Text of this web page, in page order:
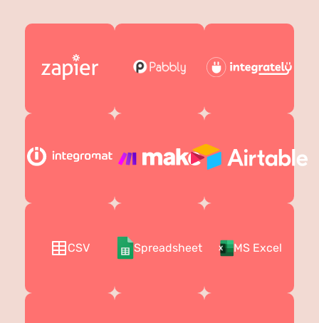
CSV Spreadsheet MS Excel